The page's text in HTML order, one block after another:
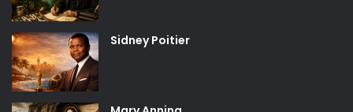
Sidney Poitier